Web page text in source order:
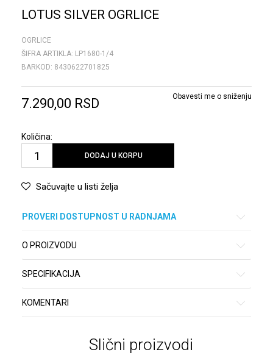
LOTUS SILVER OGRLICE
OGRLICE
ŠIFRA ARTIKLA: LP1680-1/4
BARKOD: 8430622701825
7.290,00 RSD Obavesti me o sniženju
Količina:
DODAJ U KORPU
Sačuvajte u listi želja
PROVERI DOSTUPNOST U RADNJAMA
O PROIZVODU
SPECIFIKACIJA
KOMENTARI
Slični proizvodi